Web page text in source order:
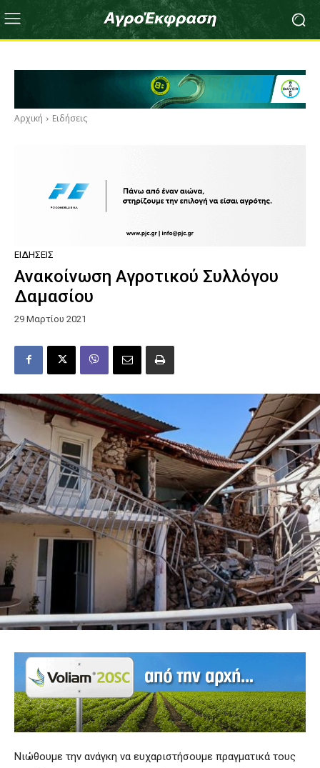
Αρχική Ειδήσεις
ΕΙΔΉΣΕΙΣ
Ανακοίνωση Αγροτικού Συλλόγου
Δαμασίου
29 Μαρτίου 2021
Νιώθουμε την ανάγκη να ευχαριστήσουμε πραγματικά τους